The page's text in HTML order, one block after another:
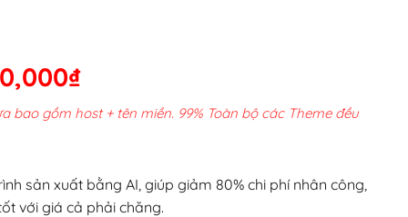
₫Giá
hiện
tại
1,000,000₫.
bao gồm host + tên miền. 99% Toàn bộ các Theme đều
sản xuất bằng AI, giúp giảm 80% chi phí nhân công,
với giá cả phải chăng.